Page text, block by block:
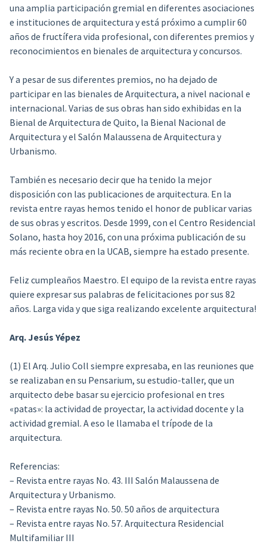
una amplia participación gremial en diferentes asociaciones
e instituciones de arquitectura y está próximo a cumplir 60
años de fructífera vida profesional, con diferentes premios y
reconocimientos en bienales de arquitectura y concursos.
Y a pesar de sus diferentes premios, no ha dejado de
participar en las bienales de Arquitectura, a nivel nacional e
internacional. Varias de sus obras han sido exhibidas en la
Bienal de Arquitectura de Quito, la Bienal Nacional de
Arquitectura y el Salón Malaussena de Arquitectura y
Urbanismo.
También es necesario decir que ha tenido la mejor
disposición con las publicaciones de arquitectura. En la
revista entre rayas hemos tenido el honor de publicar varias
de sus obras y escritos. Desde 1999, con el Centro Residencial
Solano, hasta hoy 2016, con una próxima publicación de su
más reciente obra en la UCAB, siempre ha estado presente.
Feliz cumpleaños Maestro. El equipo de la revista entre rayas
quiere expresar sus palabras de felicitaciones por sus 82
años. Larga vida y que siga realizando excelente arquitectura!
Arq. Jesús Yépez
(1) El Arq. Julio Coll siempre expresaba, en las reuniones que
se realizaban en su Pensarium, su estudio-taller, que un
arquitecto debe basar su ejercicio profesional en tres
«patas»: la actividad de proyectar, la actividad docente y la
actividad gremial. A eso le llamaba el trípode de la
arquitectura.
Referencias:
– Revista entre rayas No. 43. III Salón Malaussena de
Arquitectura y Urbanismo.
– Revista entre rayas No. 50. 50 años de arquitectura
– Revista entre rayas No. 57. Arquitectura Residencial
Multifamiliar III